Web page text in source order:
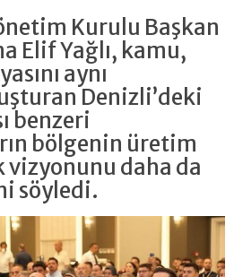
Kurulu Başkan
Elif Yağlı, kamu,
aynı
Denizli’deki
benzeri
bölgenin üretim
vizyonunu daha da
söyledi.